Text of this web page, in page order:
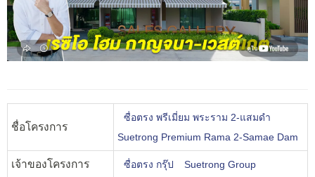
ชื่อโครงการ
ซื่อตรง พรีเมี่ยม พระราม 2-แสมดำ
Suetrong Premium Rama 2-Samae Dam
เจ้าของโครงการ ซื่อตรง กรุ๊ป Suetrong Group